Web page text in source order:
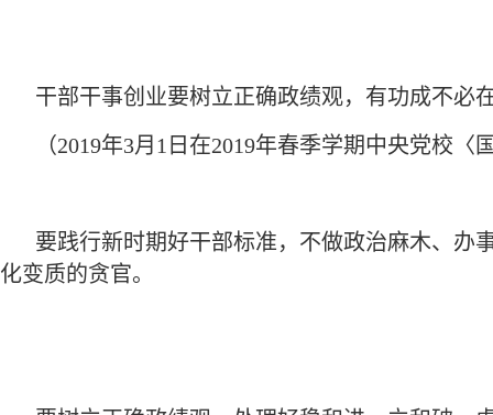
干部干事创业要树立正确政绩观，有功成不必
（2019年3月1日在2019年春季学期中央党校
要践行新时期好干部标准，不做政治麻木、办
化变质的贪官。